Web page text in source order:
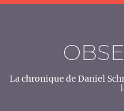
La chronique de Daniel